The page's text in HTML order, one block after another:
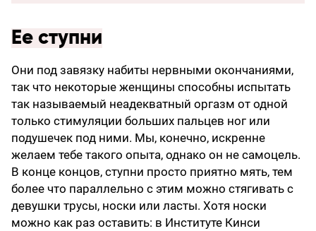
Ее ступни
Они под завязку набиты нервными окончаниями,
так что некоторые женщины способны испытать
так называемый неадекватный оргазм от одной
только стимуляции больших пальцев ног или
подушечек под ними. Мы, конечно, искренне
желаем тебе такого опыта, однако он не самоцель.
В конце концов, ступни просто приятно мять, тем
более что параллельно с этим можно стягивать с
девушки трусы, носки или ласты. Хотя нос­ки
можно как раз оставить: в Институте Кинси